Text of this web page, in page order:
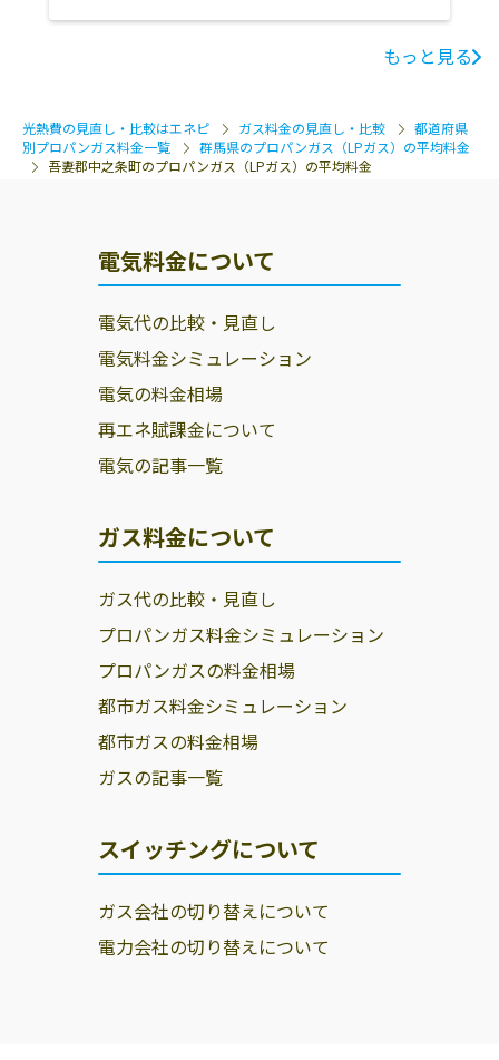
もっと見る
光熱費の見直し・比較はエネピ ガス料金の見直し・比較
都道府県
別プロパンガス料金一覧
群馬県のプロパンガス（LPガス）の平均料金
吾妻郡中之条町のプロパンガス（LPガス）の平均料金
電気料金について
電気代の比較・見直し
電気料金シミュレーション
電気の料金相場
再エネ賦課金について
電気の記事一覧
ガス料金について
ガス代の比較・見直し
プロパンガス料金シミュレーション
プロパンガスの料金相場
都市ガス料金シミュレーション
都市ガスの料金相場
ガスの記事一覧
スイッチングについて
ガス会社の切り替えについて
電力会社の切り替えについて